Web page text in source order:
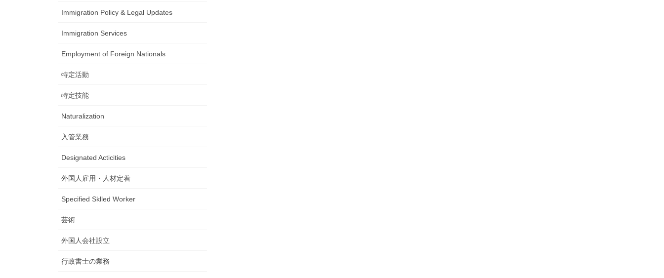
Immigration Policy & Legal Updates
Immigration Services
Employment of Foreign Nationals
特定活動
特定技能
Naturalization
入管業務
Designated Acticities
外国人雇用・人材定着
Specified Sklled Worker
芸術
外国人会社設立
行政書士の業務